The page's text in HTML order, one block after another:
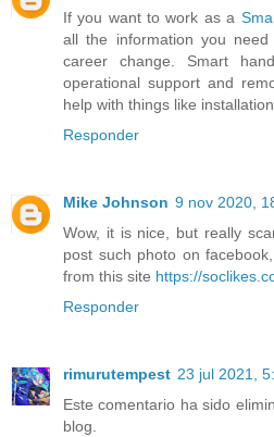
If you want to work as a
all the information you
career change. Smart
operational support and
help with things like
Responder
Mike Johnson 9 nov 2020,
Wow, it is nice, but really
post such photo on
from this site https://
Responder
rimurutempest 23 jul 2021,
Este comentario ha sido
blog.